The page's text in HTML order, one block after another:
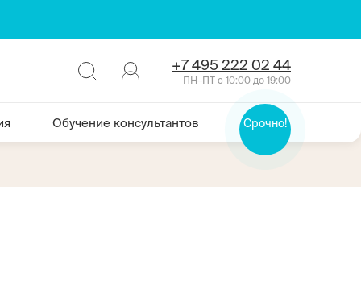
+7 495 222 02 44
ПН–ПТ с 10:00 до 19:00
Обучение консультантов Срочно!